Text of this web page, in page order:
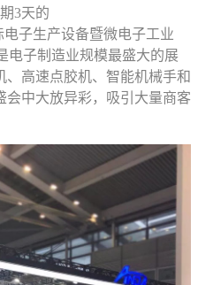
3天的
电子生产设备暨微电子工业
电子制造业规模最盛大的展
高速点胶机、智能机械手和
中大放异彩，吸引大量商客